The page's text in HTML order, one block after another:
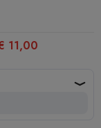
11,00